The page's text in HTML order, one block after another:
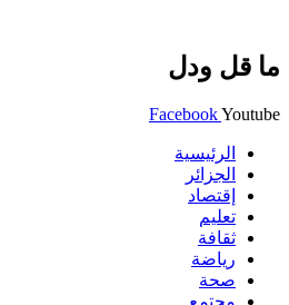
ما قل ودل
FacebookYoutube
الرئيسية
الجزائر
إقتصاد
تعليم
ثقافة
رياضة
صحة
مجتمع